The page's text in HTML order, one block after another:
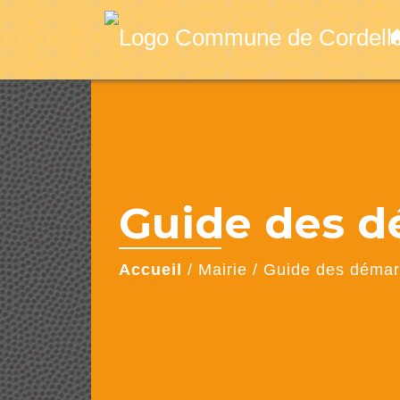
Guide des
Accueil / Mairie / Guide des